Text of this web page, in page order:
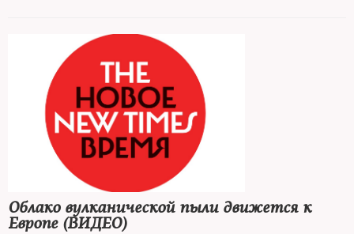
Облако вулканической пыли движется к
Европе (ВИДЕО)